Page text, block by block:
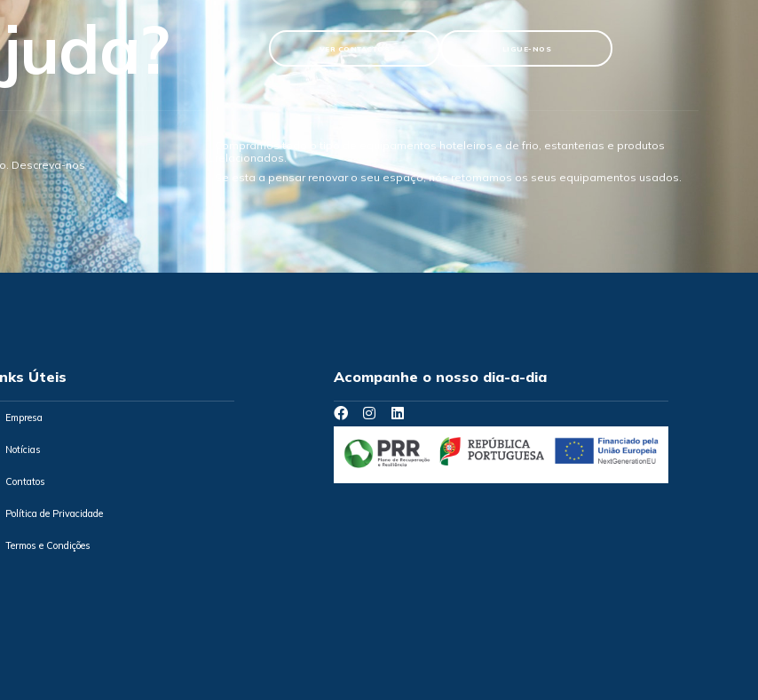
VER CONTACTOS LIGUE-NOS
Descreva-nos
Compramos todo o tipo de equipamentos hoteleiros e de frio, estanterias e produtos
relacionados.
Se esta a pensar renovar o seu espaço, nós retomamos os seus equipamentos usados.
Úteis
Empresa
Notícias
Contatos
Política de Privacidade
Termos e Condições
Acompanhe o nosso dia-a-dia